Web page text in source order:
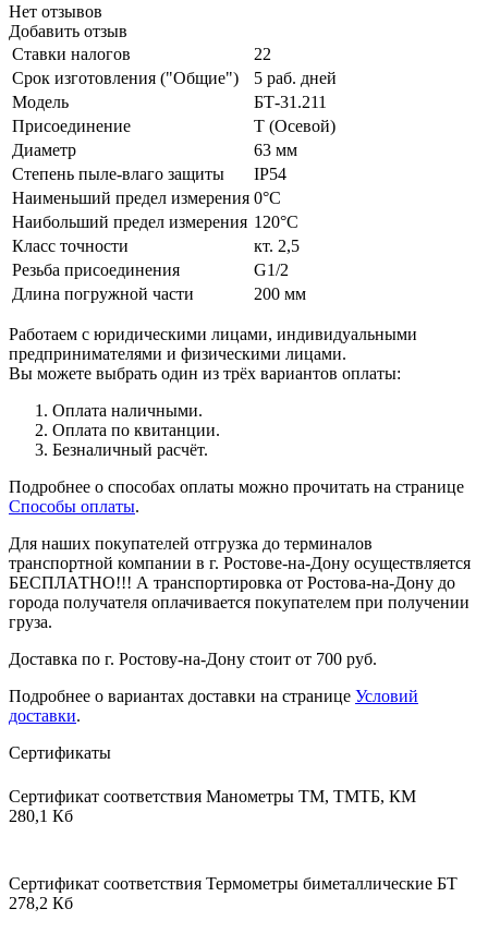
Нет отзывов
Добавить отзыв
Ставки налогов
22
Срок изготовления ("Общие")
5 раб. дней
Модель
БТ-31.211
Присоединение
Т (Осевой)
Диаметр
63 мм
Степень пыле-влаго защиты
IP54
Наименьший предел измерения 0°C
Наибольший предел измерения 120°C
Класс точности
кт. 2,5
Резьба присоединения
G1/2
Длина погружной части
200 мм
Работаем с юридическими лицами, индивидуальными
предпринимателями и физическими лицами.
Вы можете выбрать один из трёх вариантов оплаты:
Оплата наличными.
Оплата по квитанции.
Безналичный расчёт.
Подробнее о способах оплаты можно прочитать на странице
Способы оплаты.
Для наших покупателей отгрузка до терминалов
транспортной компании в г. Ростове-на-Дону осуществляется
БЕСПЛАТНО!!! А транспортировка от Ростова-на-Дону до
города получателя оплачивается покупателем при получении
груза.
Доставка по г. Ростову-на-Дону стоит от 700 руб.
Подробнее о вариантах доставки на странице Условий
доставки.
Сертификаты
Сертификат соответствия Манометры ТМ, ТМТБ, КМ
280,1 Кб
Сертификат соответствия Термометры биметаллические БТ
278,2 Кб